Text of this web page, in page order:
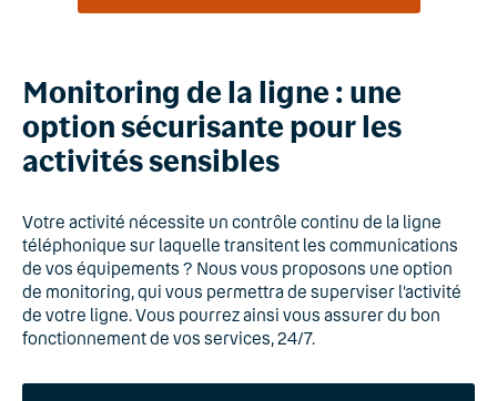
Monitoring de la ligne : une
option sécurisante pour les
activités sensibles
Votre activité nécessite un contrôle continu de la ligne
téléphonique sur laquelle transitent les communications
de vos équipements ? Nous vous proposons une option
de monitoring, qui vous permettra de superviser l’activité
de votre ligne. Vous pourrez ainsi vous assurer du bon
fonctionnement de vos services, 24/7.